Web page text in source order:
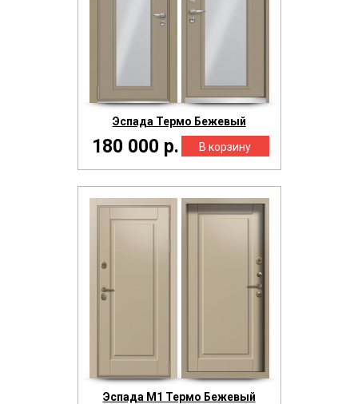
Эспада Термо Бежевый
180 000 р.
Эспада М1 Термо Бежевый